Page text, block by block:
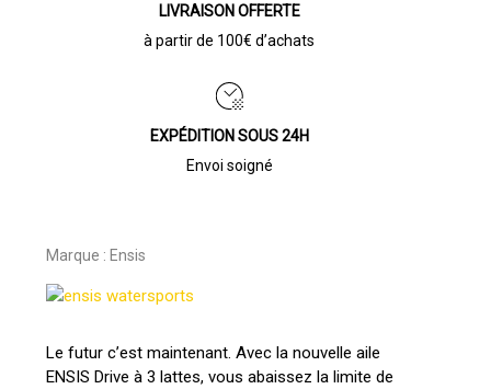
LIVRAISON OFFERTE
à partir de 100€ d’achats
EXPÉDITION SOUS 24H
Envoi soigné
Marque : Ensis
Le futur c’est maintenant. Avec la nouvelle aile
ENSIS Drive à 3 lattes, vous abaissez la limite de